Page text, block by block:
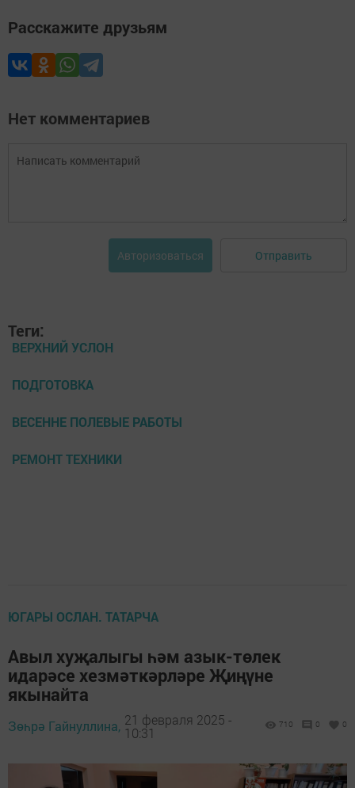
Расскажите друзьям
Нет комментариев
Авторизоваться Отправить
Теги:
ВЕРХНИЙ УСЛОН
ПОДГОТОВКА
ВЕСЕННЕ ПОЛЕВЫЕ РАБОТЫ
РЕМОНТ ТЕХНИКИ
ЮГАРЫ ОСЛАН. ТАТАРЧА
Авыл хуҗалыгы һәм азык-төлек
идарәсе хезмәткәрләре Җиңүне
якынайта
Зөһрә Гайнуллина, 21 февраля 2025 -
10:31
710 0 0